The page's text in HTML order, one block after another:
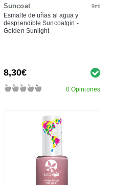
Suncoat 9ml
Esmalte de uñas al agua y
desprendible Suncoatgirl -
Golden Sunlight
8,30€
0 Opiniones